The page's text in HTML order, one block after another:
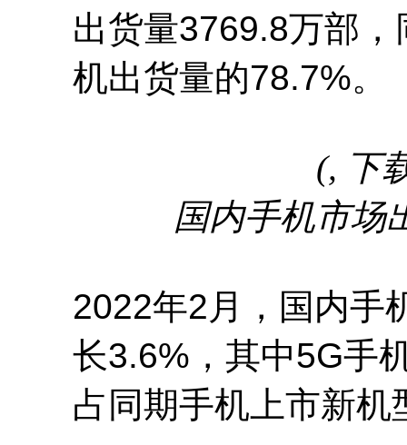
出货量3769.8万部
机出货量的78.7%。
(, 下
国内手机市场
2022年2月，国内手
长3.6%，其中5G手
占同期手机上市新机